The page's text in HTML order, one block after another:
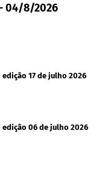
04/8/2026
17 de julho 2026
06 de julho 2026